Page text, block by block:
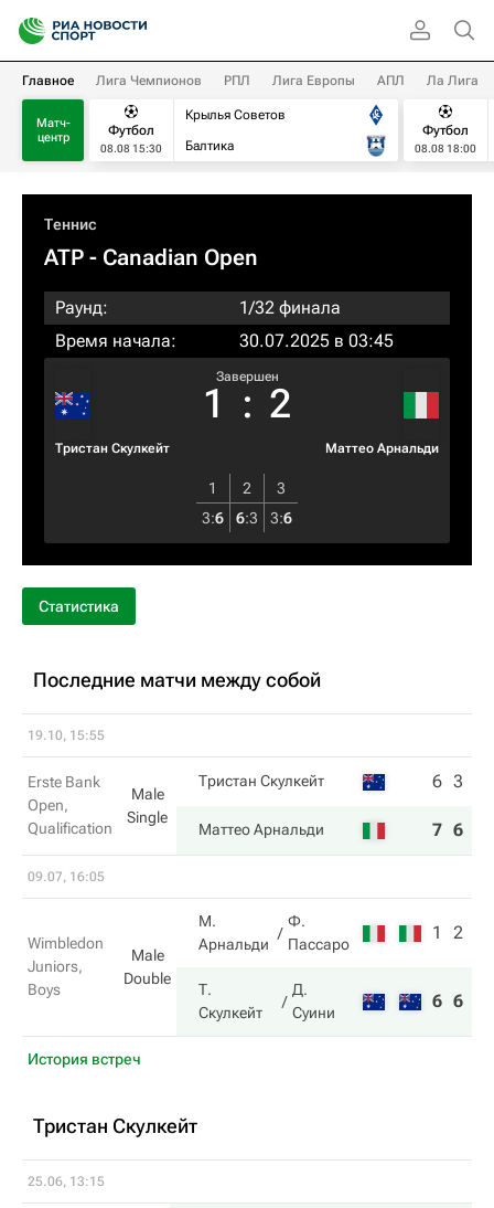
Главное Лига Чемпионов РПЛ Лига Европы АПЛ Ла Лига
Матч-
центр
Футбол
08.08 15:30
Крылья Советов
Балтика
Футбол
08.08 18:00
Теннис
ATP - Canadian Open
Раунд:
1/32 финала
Время начала:
30.07.2025 в 03:45
Тристан Скулкейт
Завершен
1 : 2
Маттео Арнальди
1 2
3
3:6 6:3 3:6
Статистика
Последние матчи между собой
19.10, 15:55
Erste Bank
Open,
Qualification
Male
Single
Тристан Скулкейт 6 3
Маттео Арнальди 7 6
09.07, 16:05
Wimbledon
Juniors,
Boys
Male
Double
М.
Арнальди
Ф.
Пассаро
1 2
Т.
Скулкейт
Д.
Суини
6 6
История встреч
Тристан Скулкейт
25.06, 13:15